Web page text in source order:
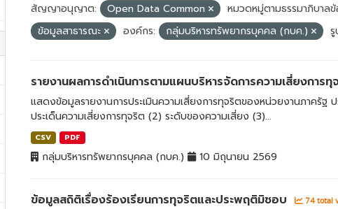
สัญญาอนุญาต: Open Data Common
หมวดหมู่ตามธรรมาภิบาล
ข้อมูลสาธารณะ
องค์กร: กลุ่มบริหารทรัพยากรบุคคล (กบค.)
รายงานผลการดำเนินการตามแผนบริหารจัดการความเสี่ยงการ
แสดงข้อมูลรายงานการประเมินความเสี่ยงการทุจริตของหน่วยงานภาครัฐ
ประเด็นความเสี่ยงการทุจริต (2) ระดับของความเสี่ยง (3)...
CSV PDF
กลุ่มบริหารทรัพยากรบุคคล (กบค.) 10 มิถุนายน 2569
ข้อมูลสถิติเรื่องร้องเรียนการทุจริตและประพฤติมิชอบ 74 total